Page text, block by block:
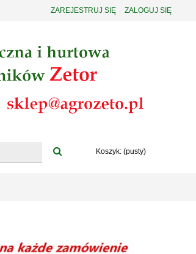
ZAREJESTRUJ SIĘ ZALOGUJ SIĘ
Koszyk: (pusty)